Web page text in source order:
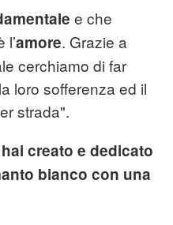
e che
amore. Grazie a
cerchiamo di far
loro sofferenza ed il
strada".
creato e dedicato
bianco con una